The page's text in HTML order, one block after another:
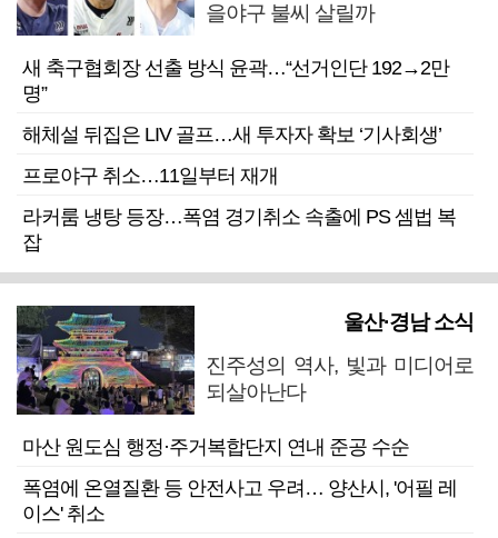
을야구 불씨 살릴까
새 축구협회장 선출 방식 윤곽…“선거인단 192→2만
명”
해체설 뒤집은 LIV 골프…새 투자자 확보 ‘기사회생’
프로야구 취소…11일부터 재개
라커룸 냉탕 등장…폭염 경기취소 속출에 PS 셈법 복
잡
울산·경남 소식
진주성의 역사, 빛과 미디어로
되살아난다
마산 원도심 행정·주거복합단지 연내 준공 수순
폭염에 온열질환 등 안전사고 우려… 양산시, '어필 레
이스' 취소